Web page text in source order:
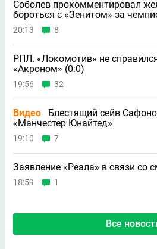
Соболев прокомментировал
бороться с «Зенитом» за
20:13 8
РПЛ. «Локомотив» не
«Акроном» (0:0)
19:56 32
Видео
Блестящий сейв
«Манчестер Юнайтед»
19:10 7
Заявление «Реала» в связи со
18:59 1
Все